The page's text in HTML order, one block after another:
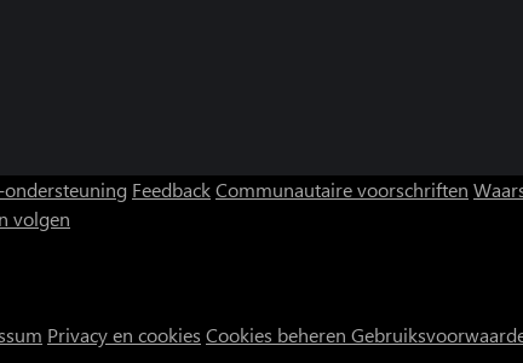
ondersteuning FeedbackCommunautaire voorschriften
volgen
Privacy en cookies Cookies beheren